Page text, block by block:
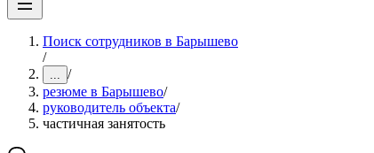
Поиск сотрудников в Барышево
/
... /
резюме в Барышево/
руководитель объекта/
частичная занятость